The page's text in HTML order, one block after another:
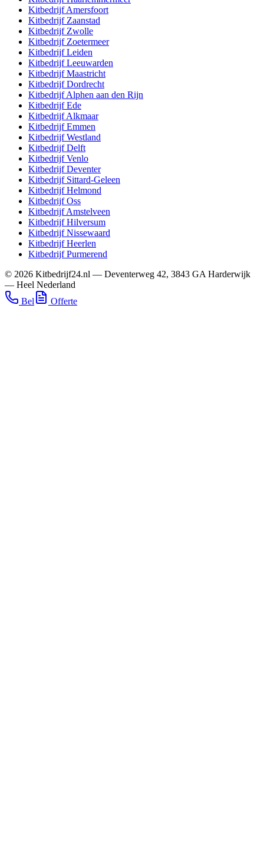
KitbedrijfAmersfoort
Kitbedrijf Zaanstad
Kitbedrijf Zwolle
Kitbedrijf Zoetermeer
KitbedrijfLeiden
KitbedrijfLeeuwarden
KitbedrijfMaastricht
KitbedrijfDordrecht
KitbedrijfAlphen aan den Rijn
KitbedrijfEde
KitbedrijfAlkmaar
KitbedrijfEmmen
KitbedrijfWestland
KitbedrijfDelft
KitbedrijfVenlo
KitbedrijfDeventer
Kitbedrijf Sittard-Geleen
KitbedrijfHelmond
KitbedrijfOss
KitbedrijfAmstelveen
KitbedrijfHilversum
KitbedrijfNissewaard
KitbedrijfHeerlen
KitbedrijfPurmerend
© 2026 Kitbedrijf24.nl — Deventerweg 42, 3843 GA Harderwijk
— Heel Nederland
Bel
Offerte